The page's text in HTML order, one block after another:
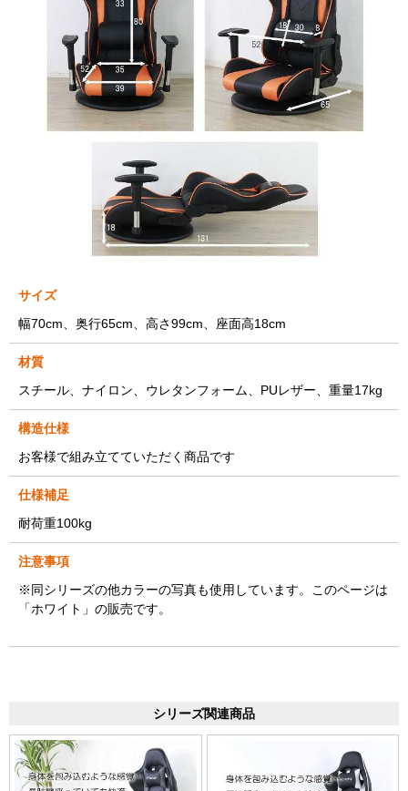
サイズ
幅70cm、奥行65cm、高さ99cm、座面高18cm
材質
スチール、ナイロン、ウレタンフォーム、PUレザー、重量17kg
構造仕様
お客様で組み立てていただく商品です
仕様補足
耐荷重100kg
注意事項
※同シリーズの他カラーの写真も使用しています。このページは
「ホワイト」の販売です。
シリーズ関連商品